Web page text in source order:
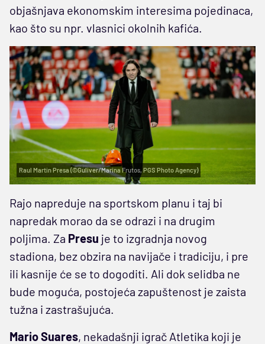
objašnjava ekonomskim interesima pojedinaca,
kao što su npr. vlasnici okolnih kafića.
Raul Martin Presa (©Guliver/Marina Frutos, PGS Photo Agency)
Rajo napreduje na sportskom planu i taj bi
napredak morao da se odrazi i na drugim
poljima. Za Presu je to izgradnja novog
stadiona, bez obzira na navijače i tradiciju, i pre
ili kasnije će se to dogoditi. Ali dok selidba ne
bude moguća, postojeća zapuštenost je zaista
tužna i zastrašujuća.
Mario Suares, nekadašnji igrač Atletika koji je